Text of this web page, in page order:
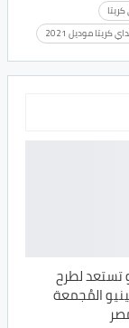
كريتا موديل 2021
لطرح
المُجمعة